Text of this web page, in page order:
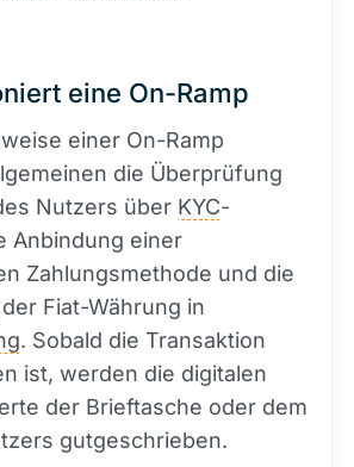
eine On-Ramp
einer On-Ramp
die Überprüfung
Nutzers über KYC-
Anbindung einer
Zahlungsmethode und die
Fiat-Währung in
. Sobald die Transaktion
ist, werden die digitalen
der Brieftasche oder dem
gutgeschrieben.